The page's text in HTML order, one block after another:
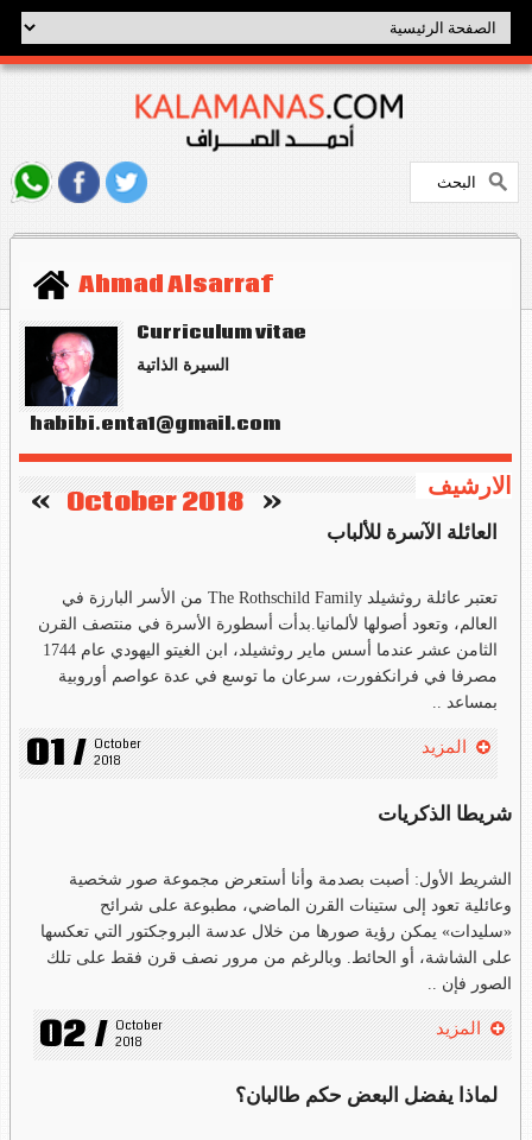
Ahmad Alsarraf
Curriculum vitae
السيرة الذاتية
habibi.enta1@gmail.com
الارشيف «
October 2018
»
العائلة الآسرة للألباب
تعتبر عائلة روثشيلد The Rothschild Family من الأسر البارزة في
العالم، وتعود أصولها لألمانيا.بدأت أسطورة الأسرة في منتصف القرن
الثامن عشر عندما أسس ماير روثشيلد، ابن الغيتو اليهودي عام 1744
مصرفا في فرانكفورت، سرعان ما توسع في عدة عواصم أوروبية
بمساعد ..
01 / October
2018
المزيد
شريطا الذكريات
الشريط الأول: أصبت بصدمة وأنا أستعرض مجموعة صور شخصية
وعائلية تعود إلى ستينات القرن الماضي، مطبوعة على شرائح
«سليدات» يمكن رؤية صورها من خلال عدسة البروجكتور التي تعكسها
على الشاشة، أو الحائط. وبالرغم من مرور نصف قرن فقط على تلك
الصور فإن ..
02 / October
2018
المزيد
لماذا يفضل البعض حكم طالبان؟